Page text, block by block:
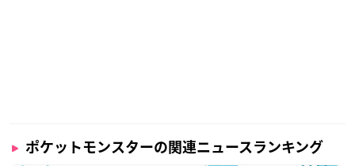
ポケットモンスターの関連ニュースランキング